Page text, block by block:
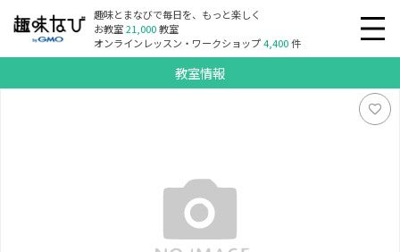
趣味とまなびで毎日を、もっと楽しく
お教室21,000教室
オンラインレッスン・ワークショップ4,400件
教室情報